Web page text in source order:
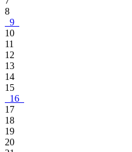
8
9
10
11
12
13
14
15
16
17
18
19
20